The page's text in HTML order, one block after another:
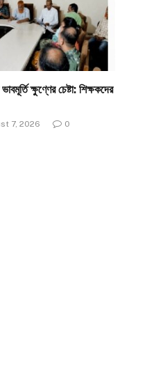
ক্ষুণ্ণের চেষ্টা: শিক্ষকদের
7, 2026 0